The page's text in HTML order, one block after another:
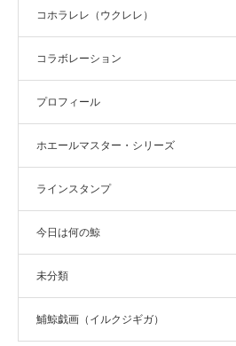
コホラレレ（ウクレレ）
コラボレーション
プロフィール
ホエールマスター・シリーズ
ラインスタンプ
今日は何の鯨
未分類
鯆鯨戯画（イルクジギガ）